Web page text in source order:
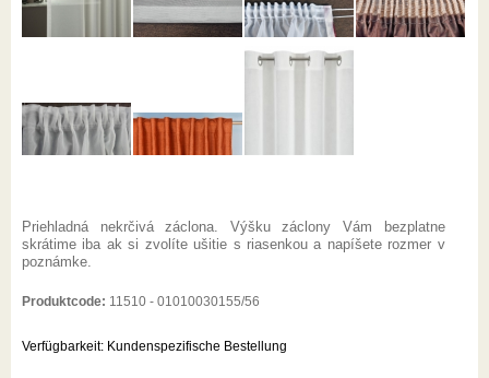
Priehladná nekrčivá záclona. Výšku záclony Vám bezplatne
skrátime iba ak si zvolíte ušitie s riasenkou a napíšete rozmer v
poznámke.
Produktcode: 11510 - 01010030155/56
Verfügbarkeit: Kundenspezifische Bestellung